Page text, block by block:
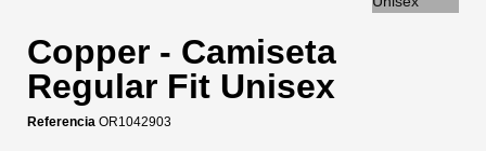
Copper - Camiseta
Regular Fit Unisex
Referencia OR1042903